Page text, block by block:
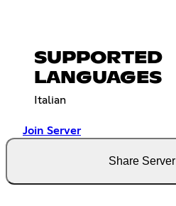
SUPPORTED
LANGUAGES
Italian
Join Server
Share Server